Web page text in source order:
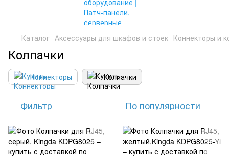
Каталог Аксессуары для шкафов и стоек Коннекторы и
Колпачки
Коннекторы Колпачки
Фильтр По популярности